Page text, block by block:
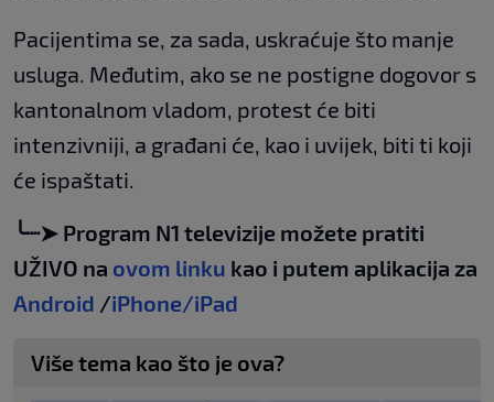
Pacijentima se, za sada, uskraćuje što manje
usluga. Međutim, ako se ne postigne dogovor s
kantonalnom vladom, protest će biti
intenzivniji, a građani će, kao i uvijek, biti ti koji
će ispaštati.
╰┈➤ Program N1 televizije možete pratiti
UŽIVO na ovom linku kao i putem aplikacija za
Android /iPhone/iPad
Više tema kao što je ova?